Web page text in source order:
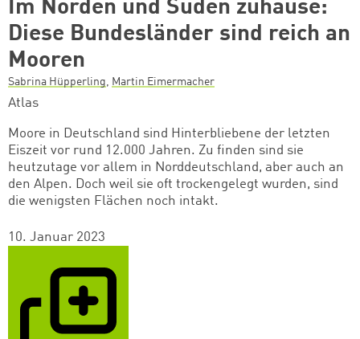
Im Norden und Süden zuhause:
Diese Bundesländer sind reich an
Mooren
Sabrina Hüpperling, Martin Eimermacher
Atlas
Moore in Deutschland sind Hinterbliebene der letzten
Eiszeit vor rund 12.000 Jahren. Zu finden sind sie
heutzutage vor allem in Norddeutschland, aber auch an
den Alpen. Doch weil sie oft trockengelegt wurden, sind
die wenigsten Flächen noch intakt.
10. Januar 2023